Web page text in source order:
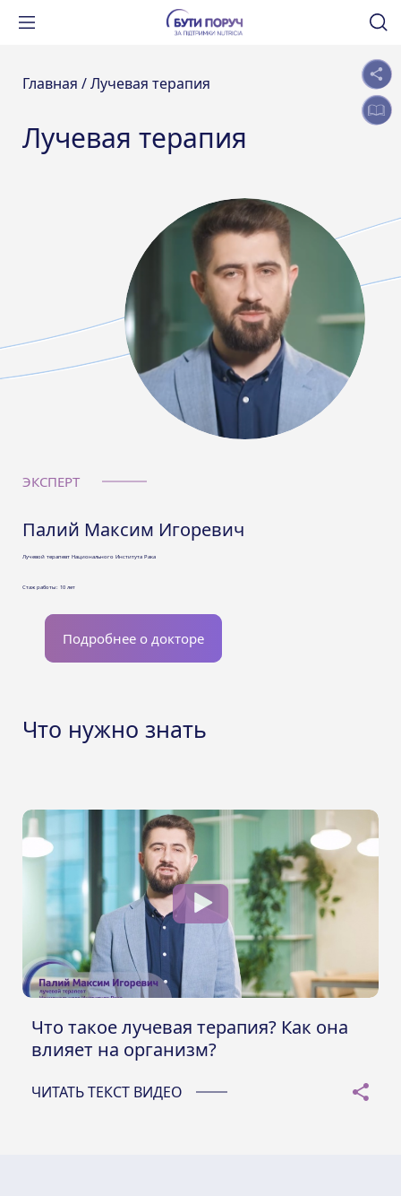
Главная /Лучевая терапия
Лучевая терапия
ЭКСПЕРТ
Палий Максим Игоревич
Лучевой терапевт Национального Института Рака
Стаж работы: 10 лет
Подробнее о докторе
Что нужно знать
Что такое лучевая терапия? Как она
влияет на организм?
ЧИТАТЬ ТЕКСТ ВИДЕО